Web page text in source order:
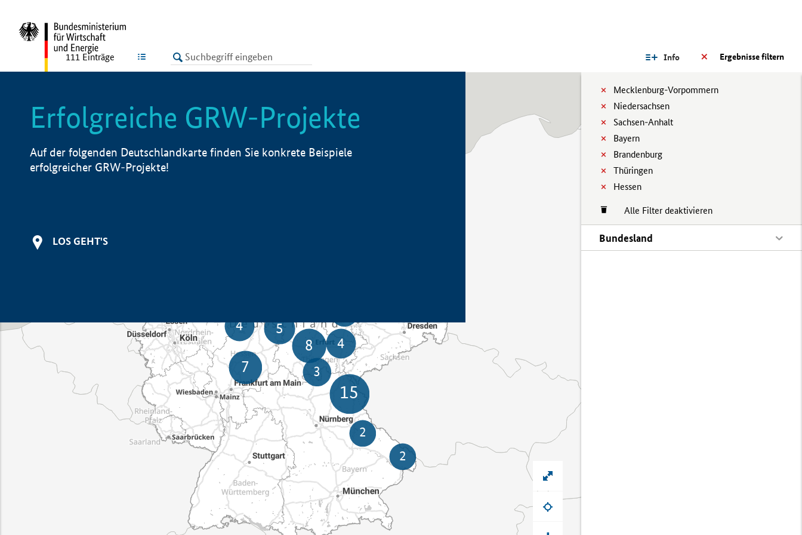
LISTE Ergebnisse filtern
Info
Mecklenburg-Vorpommern
Niedersachsen
Sachsen-Anhalt
Bayern
Brandenburg
Thüringen
Hessen
Alle Filter deaktivieren
Bundesland
111 Einträge
Erfolgreiche GRW-Projekte
Auf der folgenden Deutschlandkarte finden Sie konkrete Beispiele
erfolgreicher GRW-Projekte!
LOS GEHT'S